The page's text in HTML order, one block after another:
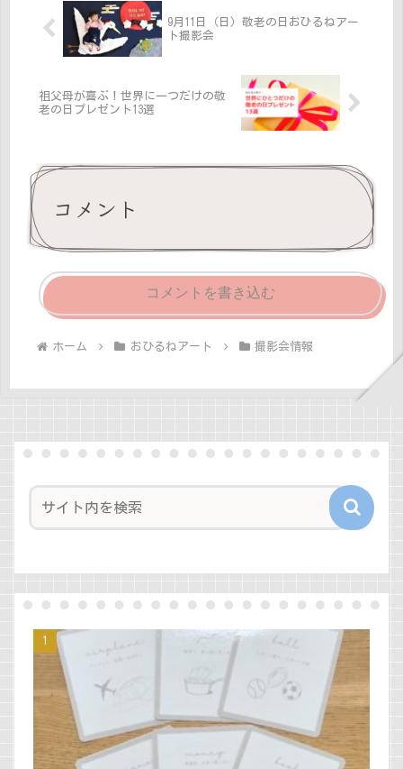
9月11日（日）敬老の日おひるねアー
ト撮影会
祖父母が喜ぶ！世界に一つだけの敬
老の日プレゼント13選
コメント
コメントを書き込む
ホーム おひるねアート 撮影会情報